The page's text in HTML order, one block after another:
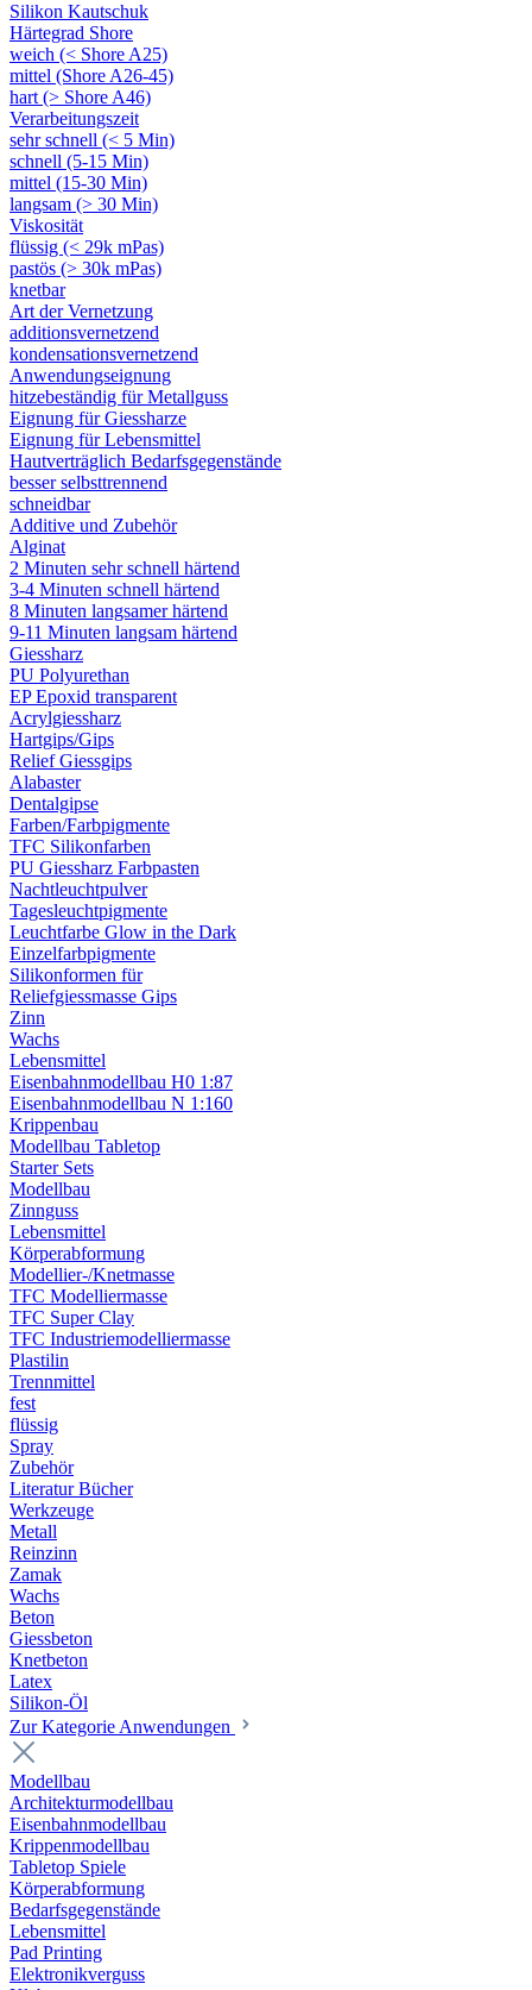
Silikon Kautschuk
Härtegrad Shore
weich (< Shore A25)
mittel (Shore A26-45)
hart (> Shore A46)
Verarbeitungszeit
sehr schnell (< 5 Min)
schnell (5-15 Min)
mittel (15-30 Min)
langsam (> 30 Min)
Viskosität
flüssig (< 29k mPas)
pastös (> 30k mPas)
knetbar
Art der Vernetzung
additionsvernetzend
kondensationsvernetzend
Anwendungseignung
hitzebeständig für Metallguss
Eignung für Giessharze
Eignung für Lebensmittel
Hautverträglich Bedarfsgegenstände
besser selbsttrennend
schneidbar
Additive und Zubehör
Alginat
2 Minuten sehr schnell härtend
3-4 Minuten schnell härtend
8 Minuten langsamer härtend
9-11 Minuten langsam härtend
Giessharz
PU Polyurethan
EP Epoxid transparent
Acrylgiessharz
Hartgips/Gips
Relief Giessgips
Alabaster
Dentalgipse
Farben/Farbpigmente
TFC Silikonfarben
PU Giessharz Farbpasten
Nachtleuchtpulver
Tagesleuchtpigmente
Leuchtfarbe Glow in the Dark
Einzelfarbpigmente
Silikonformen für
Reliefgiessmasse Gips
Zinn
Wachs
Lebensmittel
Eisenbahnmodellbau H0 1:87
Eisenbahnmodellbau N 1:160
Krippenbau
Modellbau Tabletop
Starter Sets
Modellbau
Zinnguss
Lebensmittel
Körperabformung
Modellier-/Knetmasse
TFC Modelliermasse
TFC Super Clay
TFC Industriemodelliermasse
Plastilin
Trennmittel
fest
flüssig
Spray
Zubehör
Literatur Bücher
Werkzeuge
Metall
Reinzinn
Zamak
Wachs
Beton
Giessbeton
Knetbeton
Latex
Silikon-Öl
Zur Kategorie Anwendungen
Modellbau
Architekturmodellbau
Eisenbahnmodellbau
Krippenmodellbau
Tabletop Spiele
Körperabformung
Bedarfsgegenstände
Lebensmittel
Pad Printing
Elektronikverguss